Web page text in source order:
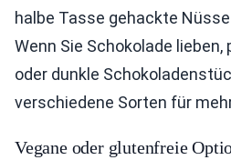
halbe Tasse gehackte
Wenn Sie Schokolade lieben,
oder dunkle
verschiedene Sorten für
Vegane oder glutenfreie